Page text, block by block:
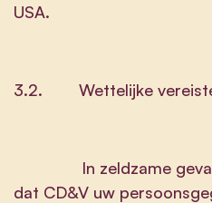
USA.
3.2. Wettelijke
In zeldzame
dat CD&V uw